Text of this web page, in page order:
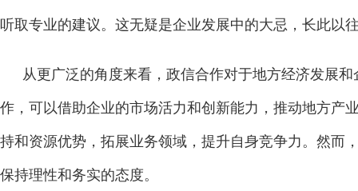
听取专业的建议。这无疑是企业发展中的大忌，长此以
从更广泛的角度来看，政信合作对于地方经济发展
作，可以借助企业的市场活力和创新能力，推动地方产
持和资源优势，拓展业务领域，提升自身竞争力。然而
保持理性和务实的态度。